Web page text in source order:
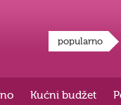
popularno
Kućni budžet